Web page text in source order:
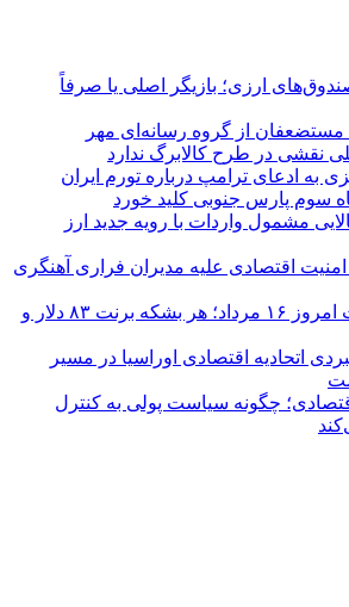
ارزی؛ بازیگر اصلی یا صرفاً
مستضعفان از گروه رسانه‌ای مهر
نقشی در طرح کالابرگ ندارد
به ادعای ترامپ درباره تورم ایران
سوم پارس جنوبی کلید خورد
مشمول واردات با رویه جدید ارز
اقتصادی علیه مدیران فراری آهنگری
قیمت جهانی نفت امروز ۱۶ مرداد؛ هر بشکه برنت ۸۳ دلار و
اتحادیه اقتصادی اوراسیا در مسیر
اقتصادی؛ چگونه سیاست پولی به کنترل